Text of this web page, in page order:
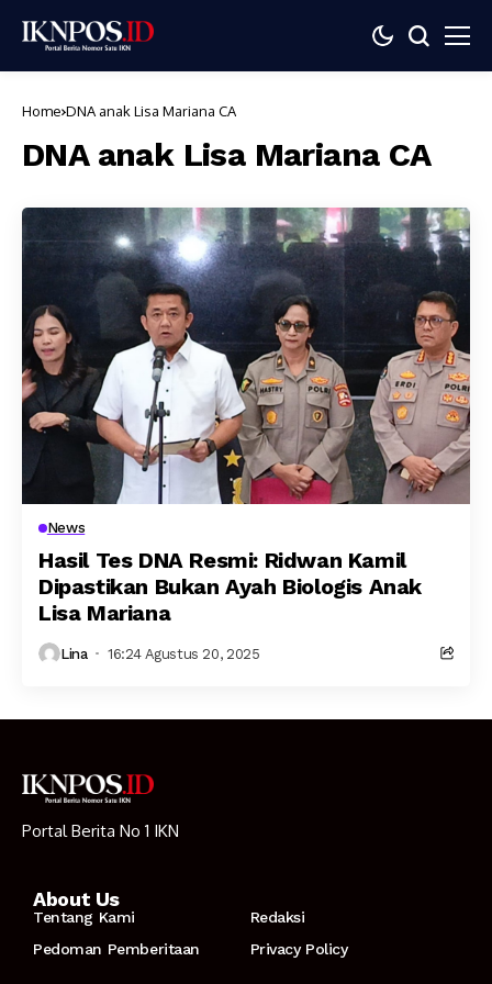
Home DNA anak Lisa Mariana CA
DNA anak Lisa Mariana CA
News
Hasil Tes DNA Resmi: Ridwan Kamil
Dipastikan Bukan Ayah Biologis Anak
Lisa Mariana
Lina 16:24 Agustus 20, 2025
Portal Berita No 1 IKN
About Us
Tentang Kami
Redaksi
Pedoman Pemberitaan
Privacy Policy